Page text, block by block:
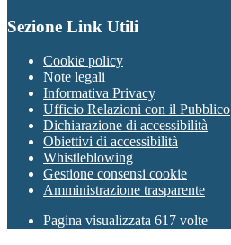
Sezione Link Utili
Cookie policy
Note legali
Informativa Privacy
Ufficio Relazioni con il Pubblico
Dichiarazione di accessibilità
Obiettivi di accessibilità
Whistleblowing
Gestione consensi cookie
Amministrazione trasparente
Pagina visualizzata 617 volte